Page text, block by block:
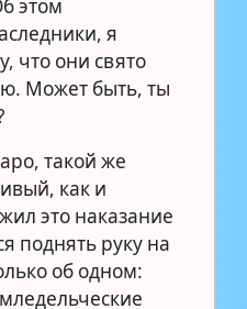
этом
я
что они свято
Может быть, ты
такой же
как и
это наказание
поднять руку на
об одном: